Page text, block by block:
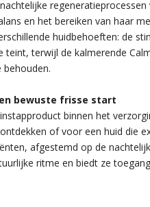
en het bereiken van haar
huidbehoeften: de
teint, terwijl de kalmerende
bewuste frisse start
binnen het
of voor een huid die
afgestemd op de
ritme en biedt ze